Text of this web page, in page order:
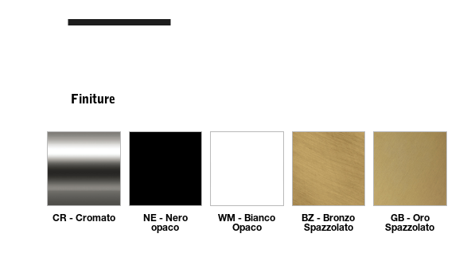
Finiture
CR - Cromato
NE - Nero
opaco
WM - Bianco
Opaco
BZ - Bronzo
Spazzolato
GB - Oro
Spazzolato